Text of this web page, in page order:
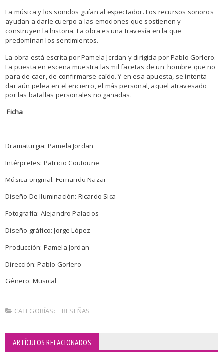
La música y los sonidos guían al espectador. Los recursos sonoros
ayudan a darle cuerpo a las emociones que sostienen y
construyen la historia. La obra es una travesía en la que
predominan los sentimientos.
La obra está escrita por Pamela Jordan y dirigida por Pablo Gorlero.
La puesta en escena muestra las mil facetas de un hombre que no
para de caer, de confirmarse caído. Y en esa apuesta, se intenta
dar aún pelea en el encierro, el más personal, aquel atravesado
por las batallas personales no ganadas.
Ficha
Dramaturgia: Pamela Jordan
Intérpretes: Patricio Coutoune
Música original: Fernando Nazar
Diseño De Iluminación: Ricardo Sica
Fotografía: Alejandro Palacios
Diseño gráfico: Jorge López
Producción: Pamela Jordan
Dirección: Pablo Gorlero
Género: Musical
CATEGORÍAS: RESEÑAS
ARTÍCULOS RELACIONADOS